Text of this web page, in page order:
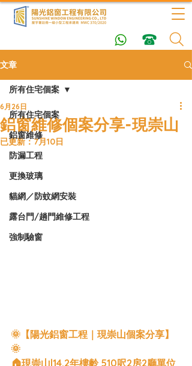
文章
所有住宅個案
鋁窗維修
防漏工程
更換玻璃
貓網／防蚊網安裝
露台門/趟門維修工程
強制驗窗
所有住宅個案
鋁窗維修個案分享-現崇山
6月26日
已更新：7月10日
🌞【陽光鋁窗工程｜現崇山個案分享】
🌞
🏠現崇山|14.2年樓齡 510呎2房2廳單位